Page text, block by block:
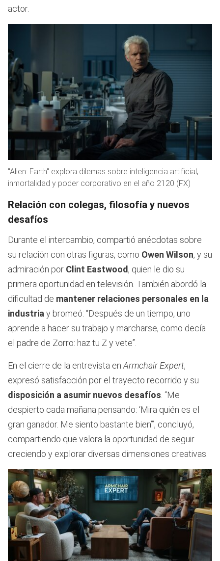
actor.
"Alien: Earth" explora dilemas sobre inteligencia artificial,
inmortalidad y poder corporativo en el año 2120 (FX)
Relación con colegas, filosofía y nuevos
desafíos
Durante el intercambio, compartió anécdotas sobre
su relación con otras figuras, como Owen Wilson, y su
admiración por Clint Eastwood, quien le dio su
primera oportunidad en televisión. También abordó la
dificultad de mantener relaciones personales en la
industriay bromeó: “Después de un tiempo, uno
aprende a hacer su trabajo y marcharse, como decía
el padre de Zorro: haz tu Z y vete”.
En el cierre de la entrevista enArmchair Expert,
expresó satisfacción por el trayecto recorrido y su
disposición a asumir nuevos desafíos. “Me
despierto cada mañana pensando: ‘Mira quién es el
gran ganador. Me siento bastante bien’”, concluyó,
compartiendo que valora la oportunidad de seguir
creciendo y explorar diversas dimensiones creativas.